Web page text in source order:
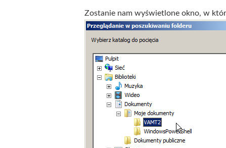
Zostanie nam wyświetlone okno, w